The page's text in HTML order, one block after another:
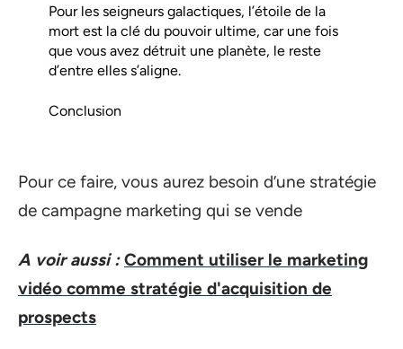
Pour les seigneurs galactiques, l’étoile de la
mort est la clé du pouvoir ultime, car une fois
que vous avez détruit une planète, le reste
d’entre elles s’aligne.
Conclusion
Pour ce faire, vous aurez besoin d’une stratégie
de campagne marketing qui se vende
A voir aussi : Comment utiliser le marketing
vidéo comme stratégie d'acquisition de
prospects